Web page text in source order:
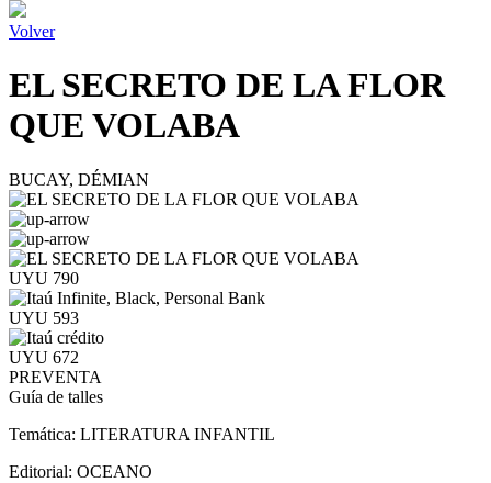
Volver
EL SECRETO DE LA FLOR
QUE VOLABA
BUCAY, DÉMIAN
UYU 790
UYU 593
UYU 672
PREVENTA
Guía de talles
Temática: LITERATURA INFANTIL
Editorial: OCEANO